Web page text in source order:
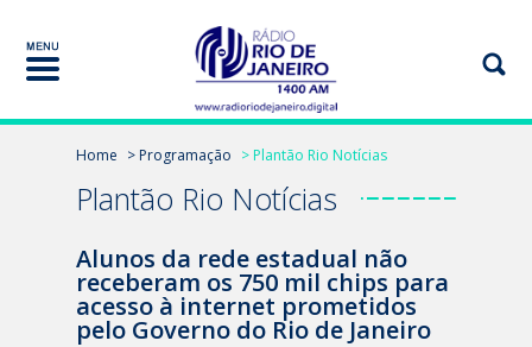
Home > Programação > Plantão Rio Notícias
Plantão Rio Notícias
Alunos da rede estadual não
receberam os 750 mil chips para
acesso à internet prometidos
pelo Governo do Rio de Janeiro